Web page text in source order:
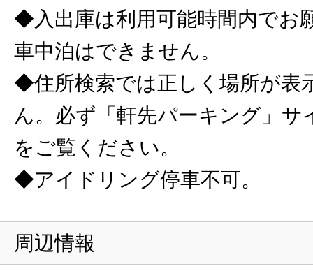
◆入出庫は利用可能時間内でお
車中泊はできません。
◆住所検索では正しく場所が表
ん。必ず「軒先パーキング」サ
をご覧ください。
◆アイドリング停車不可。
周辺情報